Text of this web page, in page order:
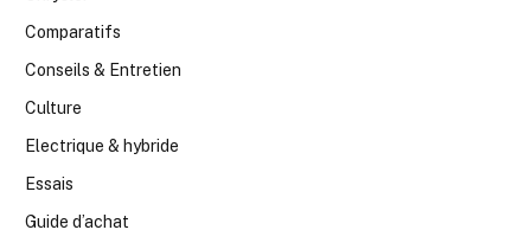
Comparatifs
Conseils & Entretien
Culture
Electrique & hybride
Essais
Guide d’achat